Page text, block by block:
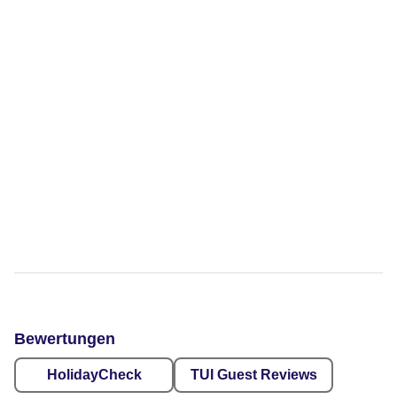
Bewertungen
HolidayCheck TUI Guest Reviews